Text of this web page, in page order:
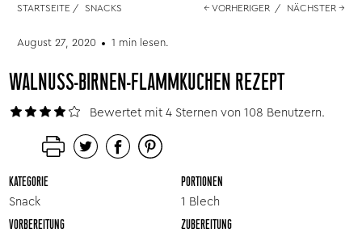
STARTSEITE / SNACKS ← VORHERIGER / NÄCHSTER →
August 27, 2020 1 min lesen.
WALNUSS-BIRNEN-FLAMMKUCHEN REZEPT
Bewertet mit 4 Sternen von 108 Benutzern.
KATEGORIE
Snack
PORTIONEN
1 Blech
VORBEREITUNG
ZUBEREITUNG